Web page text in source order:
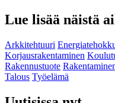
Lue lisää näistä
Arkkitehtuuri
Korjausrakentaminen
Rakennustuote
Talous Työelämä